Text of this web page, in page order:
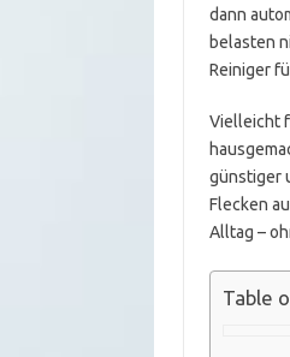
dann
belasten
Reiniger
Vielleicht
günstiger
Flecken
Alltag –
Table